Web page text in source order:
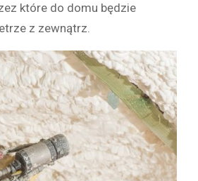
które do domu będzie
z zewnątrz.